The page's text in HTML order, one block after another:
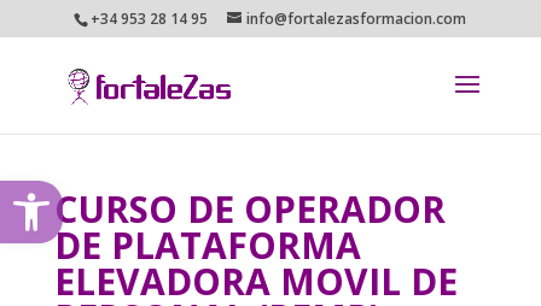
Abrir barra de herramientas
+34 953 28 14 95 info@fortalezasformacion.com
CURSO DE OPERADOR
DE PLATAFORMA
ELEVADORA MOVIL DE